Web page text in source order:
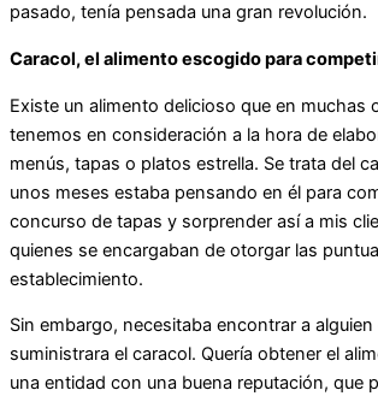
pasado, tenía pensada una gran revolución.
Caracol, el alimento escogido para
Existe un alimento delicioso que en muchas
tenemos en consideración a la hora de
menús, tapas o platos estrella. Se trata del
unos meses estaba pensando en él para
concurso de tapas y sorprender así a mis
quienes se encargaban de otorgar las
establecimiento.
Sin embargo, necesitaba encontrar a alguien
suministrara el caracol. Quería obtener el
una entidad con una buena reputación, que